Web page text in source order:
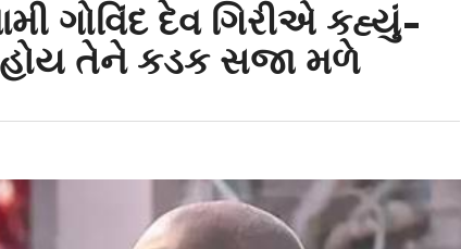
ગોવિંદ દેવ ગિરીએ કહ્યું-
હોય તેને કડક સજા મળે